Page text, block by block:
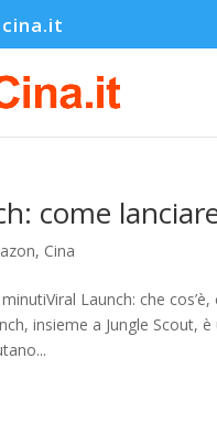
come
, Cina
Launch: che
insieme a Jungle